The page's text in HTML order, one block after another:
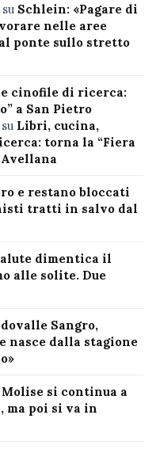
su Schlein: «Pagare di
nelle aree
ponte sullo stretto
cinofile di ricerca:
a San Pietro
su Libri, cucina,
torna la “Fiera
e restano bloccati
tratti in salvo dal
dimentica il
alle solite. Due
Sangro,
nasce dalla stagione
Molise si continua a
ma poi si va in